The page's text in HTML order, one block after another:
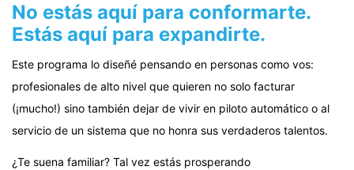
No estás aquí para conformarte.
Estás aquí para expandirte.
Este programa lo diseñé pensando en personas como vos:
profesionales de alto nivel que quieren no solo facturar
(¡mucho!) sino también dejar de vivir en piloto automático o al
servicio de un sistema que no honra sus verdaderos talentos.
¿Te suena familiar? Tal vez estás prosperando